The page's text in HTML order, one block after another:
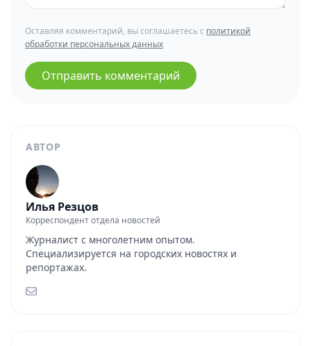
АВТОР
Илья Резцов
Корреспондент отдела новостей
Журналист с многолетним опытом.
Специализируется на городских новостях и
репортажах.
Оставляя комментарий, вы соглашаетесь с политикой
обработки персональных данных
Отправить комментарий